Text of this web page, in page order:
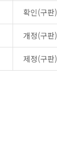
확인(구판)
개정(구판)
제정(구판)